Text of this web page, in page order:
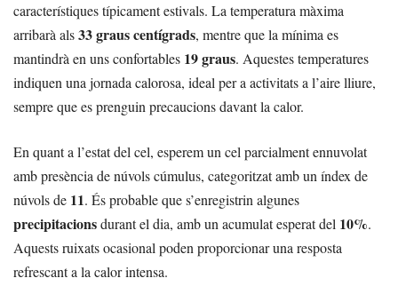
característiques típicament estivals. La temperatura màxima
arribarà als33 graus centígrads, mentre que la mínima es
mantindrà en uns confortables 19 graus. Aquestes temperatures
indiquen una jornada calorosa, ideal per a activitats a l’aire lliure,
sempre que es prenguin precaucions davant la calor.
En quant a l’estat del cel, esperem un cel parcialment ennuvolat
amb presència de núvols cúmulus, categoritzat amb un índex de
núvols de 11. És probable que s’enregistrin algunes
precipitacionsdurant el dia, amb un acumulat esperat del 10%.
Aquests ruixats ocasional poden proporcionar una resposta
refrescant a la calor intensa.